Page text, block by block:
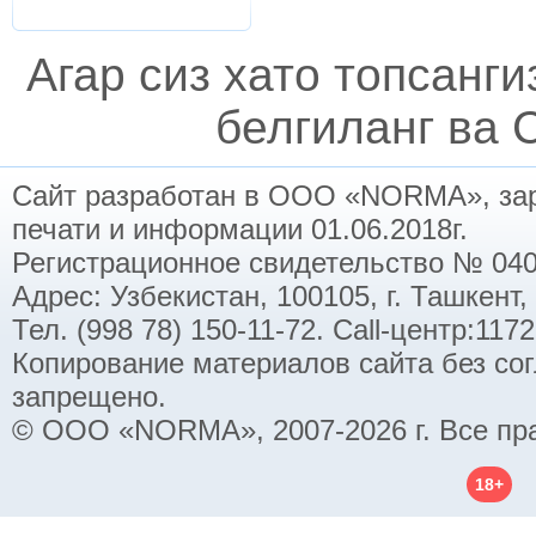
Агар сиз хато
белгиланг ва
Сайт разработан в ООО «NORMA»,
печати и информации 01.06.2018г.
Регистрационное свидетельство №
Адрес: Узбекистан, 100105, г.
Тел. (998 78) 150-11-72. Call-
Копирование материалов сайта без
запрещено.
© ООО «NORMA», 2007-2026 г. Все
18+